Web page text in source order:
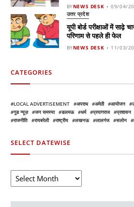
BYNEWS DESK 09/04/
उत्तर प्रदेश
यूपी बोर्ड परीक्षाओं में साढ़े
परिणाम से पहले ही फेल
BYNEWS DESK 11/03/
CATEGORIES
LOCAL ADVERTISEMENT अपराध अमेठी आयोजन
गुड न्यूज़
जन समस्या डलमऊ धर्म प्रयागराज प्रशासन
राजनीति
रायबरेली राष्ट्रीय लखनऊ लालगंज सलोन
SELECT DATEWISE